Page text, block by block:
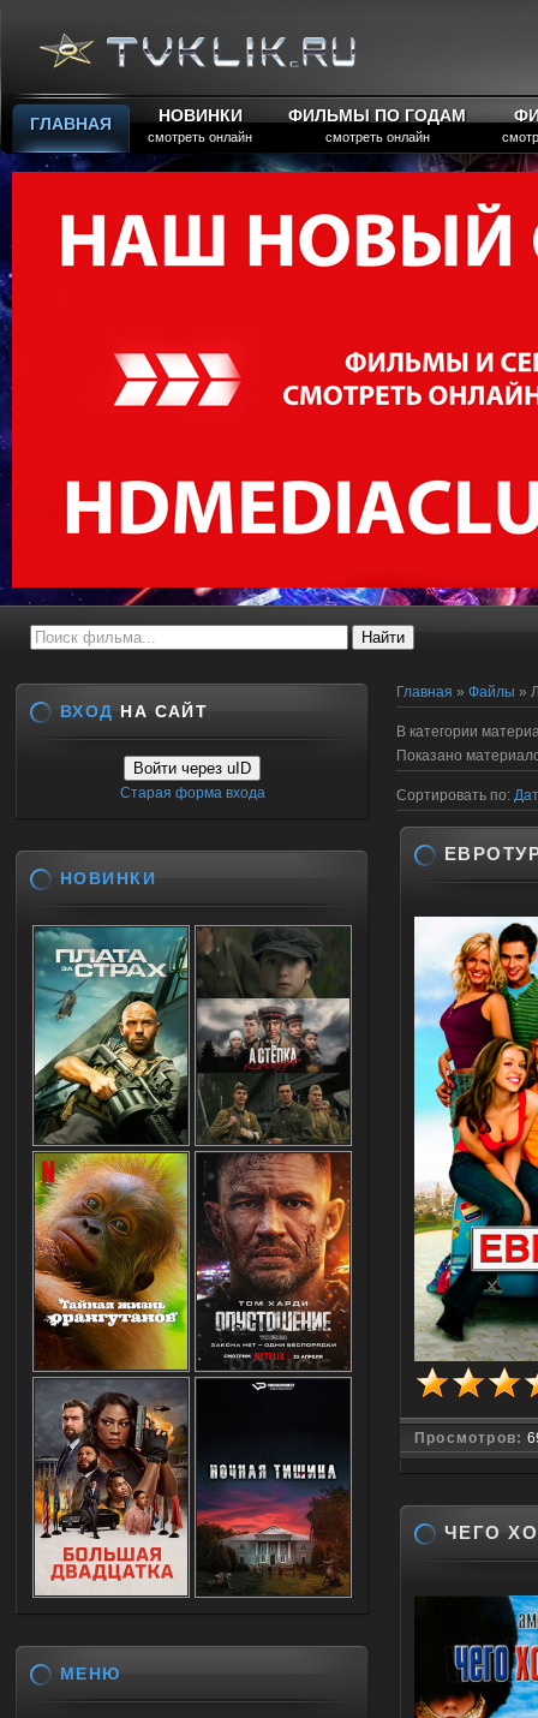
ГЛАВНАЯ НОВИНКИ
смотреть онлайн
ФИЛЬМЫ ПО ГОДАМ
смотреть онлайн
Главная » Файлы »
В категории
Показано
Сортировать по:
Просмотров:
ЧЕГО
ВХОД НА САЙТ
Войти через uID
Старая форма входа
НОВИНКИ
МЕНЮ